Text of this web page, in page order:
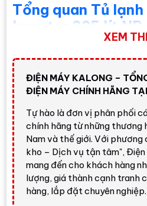
Tổng quan Tủ
Inverter 325 lít
dưới, có dung tích sử dụng325
khoảng228 lítvà ngăn đông
dung tích phù hợp với gia đình
đình cần ngăn mát dễ thao tác,
uống, thực phẩm tươi và thức
Điểm nổi bật củaTủ lạnh
NR-BV361WGKVlà sự kết hợp
dưới tiện lợi và nhóm công
Fresh,nanoe™ X,Ag Clean,
động. Đây là lựa chọn đáng cân
XEM
ĐIỆN MÁY KALONG –
ĐIỆN MÁY CHÍNH HÃNG
Tự hào là đơn vị phân phối
chính hãng từ những thương
Nam và thế giới. Với
kho – Dịch vụ tận tâm",
mang đến cho khách hàng
lượng, giá thành cạnh tranh
hàng, lắp đặt chuyên nghiệp.